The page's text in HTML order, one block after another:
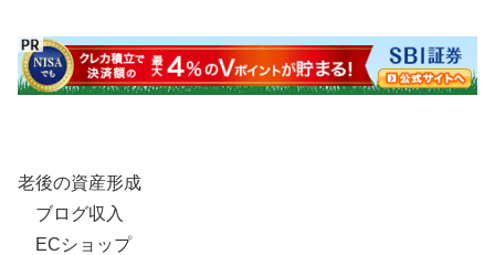
老後の資産形成
ブログ収入
ECショップ